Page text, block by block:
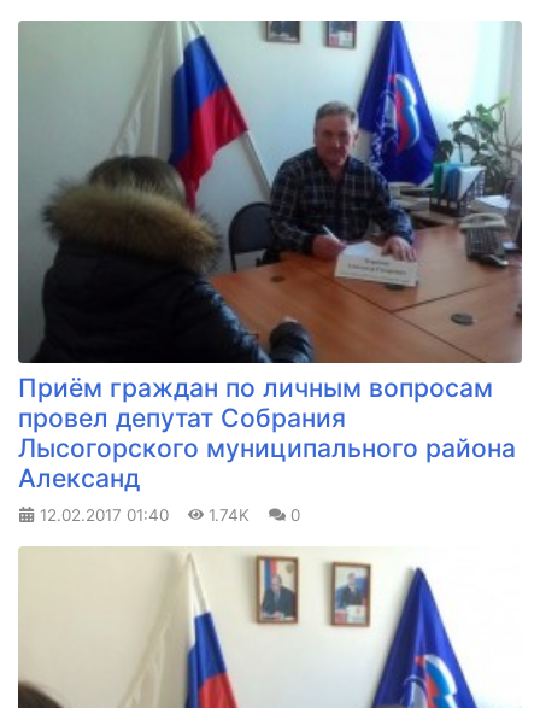
Приём граждан по личным вопросам
провел депутат Собрания
Лысогорского муниципального района
Александ
12.02.2017 01:40 1.74K 0